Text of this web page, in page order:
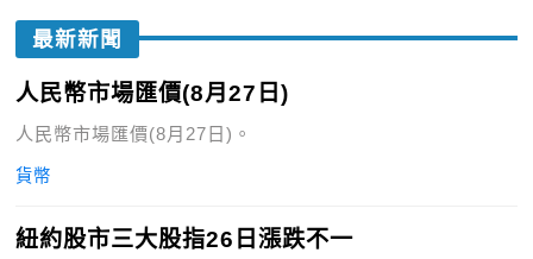
最新新聞
人民幣市場匯價(8月27日)
人民幣市場匯價(8月27日)。
貨幣
紐約股市三大股指26日漲跌不一